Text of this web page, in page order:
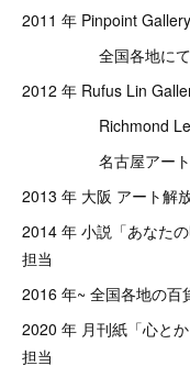
2011 年 Pinpoint
全国各地にてグ
2012 年 Rufus Lin
Richmond Lexus
名古屋アートフ
2013 年 大阪 アート解
2014 年 小説「あなた
担当
2016 年~ 全国各地の百
2020 年 月刊紙「心と
担当